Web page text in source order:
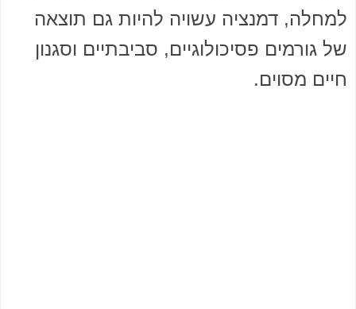
למחלה, דמנציה עשויה להיות גם תוצאה
של גורמים פסיכולוגיים, סביבתיים וסגנון
חיים מסוים.